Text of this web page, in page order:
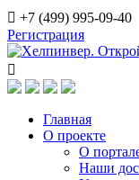
+7 (499) 995-09-40
Регистрация
Главная
О проекте
О
Наши